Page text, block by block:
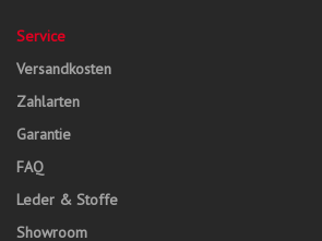
Service
Versandkosten
Zahlarten
Garantie
FAQ
Leder & Stoffe
Showroom